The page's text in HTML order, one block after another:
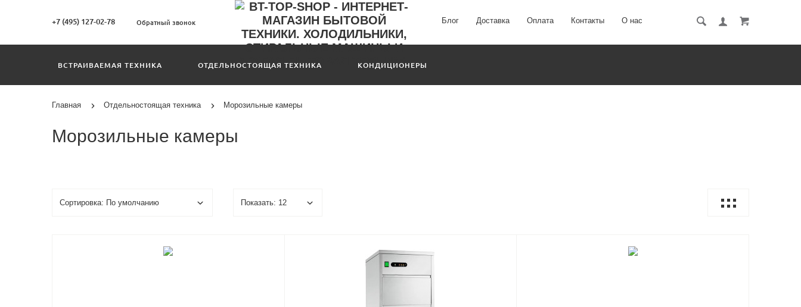
+7 (495) 127-02-78 Обратный звонок Блог Доставка Оплата Контакты О нас
ВСТРАИВАЕМАЯ ТЕХНИКА ОТДЕЛЬНОСТОЯЩАЯ ТЕХНИКА КОНДИЦИОНЕРЫ
Главная Отдельностоящая техника Морозильные камеры
Морозильные камеры